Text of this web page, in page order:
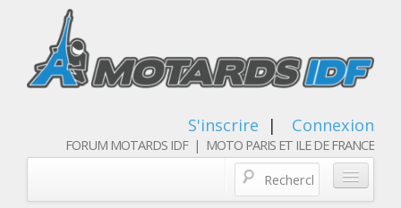
S'inscrire | Connexion
FORUM MOTARDS IDF | MOTO PARIS ET ILE DE FRANCE